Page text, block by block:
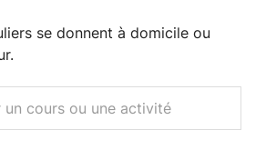
se donnent à domicile ou